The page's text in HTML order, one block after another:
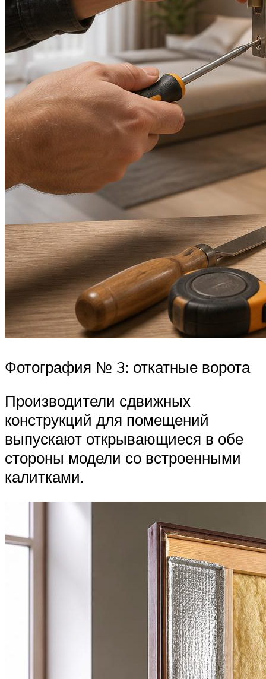
Фотография № 3: откатные ворота
Производители сдвижных
конструкций для помещений
выпускают открывающиеся в обе
стороны модели со встроенными
калитками.